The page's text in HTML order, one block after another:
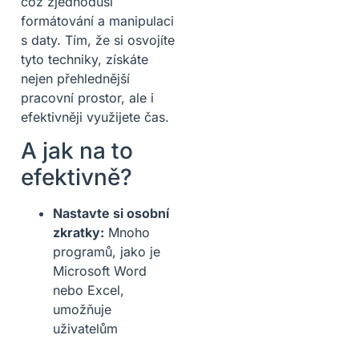
formátování a manipulaci
s daty. Tím, že si osvojíte
tyto techniky, získáte
nejen přehlednější
pracovní prostor, ale i
efektivněji využijete čas.
A jak na to
efektivně?
Nastavte si osobní
zkratky: Mnoho
programů, jako je
Microsoft Word
nebo Excel,
umožňuje
uživatelům